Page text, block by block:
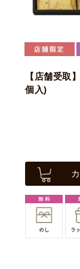
【店舗受取
個入)